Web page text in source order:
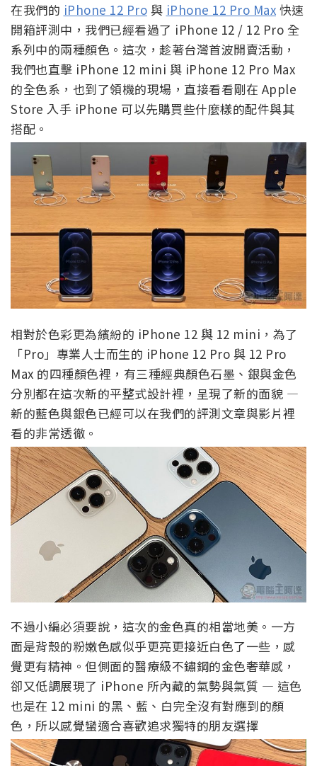
在我們的 iPhone 12 Pro 與 iPhone 12 Pro Max 快速
開箱評測中，我們已經看過了 iPhone 12 / 12 Pro 全
系列中的兩種顏色。這次，趁著台灣首波開賣活動，
我們也直擊 iPhone 12 mini 與 iPhone 12 Pro Max
的全色系，也到了領機的現場，直接看看剛在 Apple
Store 入手 iPhone 可以先購買些什麼樣的配件與其
搭配。
相對於色彩更為繽紛的 iPhone 12 與 12 mini，為了
「Pro」專業人士而生的 iPhone 12 Pro 與 12 Pro
Max 的四種顏色裡，有三種經典顏色石墨、銀與金色
分別都在這次新的平整式設計裡，呈現了新的面貌 —
新的藍色與銀色已經可以在我們的評測文章與影片裡
看的非常透徹。
不過小編必須要說，這次的金色真的相當地美。一方
面是背殼的粉嫩色感似乎更亮更接近白色了一些，感
覺更有精神。但側面的醫療級不鏽鋼的金色奢華感，
卻又低調展現了 iPhone 所內藏的氣勢與氣質 — 這色
也是在 12 mini 的黑、藍、白完全沒有對應到的顏
色，所以感覺蠻適合喜歡追求獨特的朋友選擇